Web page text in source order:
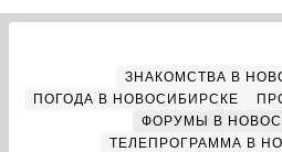
ЗНАКОМСТВА В
ПОГОДА В НОВОСИБИРСКЕ
ФОРУМЫ В
ТЕЛЕПРОГРАММА В